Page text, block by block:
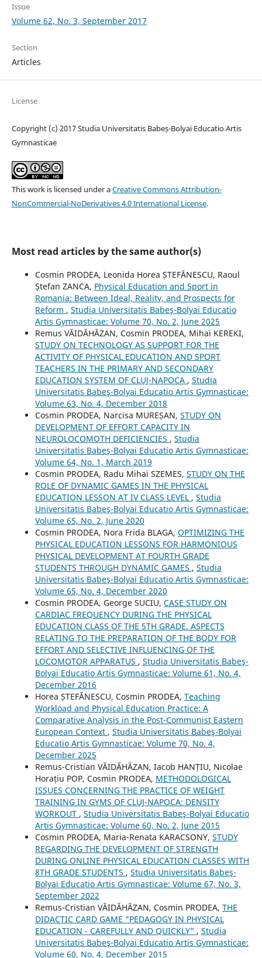
Issue
Volume 62, No. 3, September 2017
Section
Articles
License
Copyright (c) 2017 Studia Universitatis Babeș-Bolyai Educatio Artis
Gymnasticae
This work is licensed under aCreative Commons Attribution-
NonCommercial-NoDerivatives 4.0 International License.
Most read articles by the same author(s)
Cosmin PRODEA, Leonida Horea ȘTEFĂNESCU, Raoul
Ștefan ZANCA, Physical Education and Sport in
Romania: Between Ideal, Reality, and Prospects for
Reform , Studia Universitatis Babeş-Bolyai Educatio
Artis Gymnasticae: Volume 70, No. 2, June 2025
Remus VĂIDĂHĂZAN, Cosmin PRODEA, Mihai KEREKI,
STUDY ON TECHNOLOGY AS SUPPORT FOR THE
ACTIVITY OF PHYSICAL EDUCATION AND SPORT
TEACHERS IN THE PRIMARY AND SECONDARY
EDUCATION SYSTEM OF CLUJ-NAPOCA , Studia
Universitatis Babeş-Bolyai Educatio Artis Gymnasticae:
Volume 63, No. 4, December 2018
Cosmin PRODEA, Narcisa MUREȘAN, STUDY ON
DEVELOPMENT OF EFFORT CAPACITY IN
NEUROLOCOMOTH DEFICIENCIES , Studia
Universitatis Babeş-Bolyai Educatio Artis Gymnasticae:
Volume 64, No. 1, March 2019
Cosmin PRODEA, Radu Mihai SZEMES, STUDY ON THE
ROLE OF DYNAMIC GAMES IN THE PHYSICAL
EDUCATION LESSON AT IV CLASS LEVEL , Studia
Universitatis Babeş-Bolyai Educatio Artis Gymnasticae:
Volume 65, No. 2, June 2020
Cosmin PRODEA, Nora Frida BLAGA, OPTIMIZING THE
PHYSICAL EDUCATION LESSONS FOR HARMONIOUS
PHYSICAL DEVELOPMENT AT FOURTH GRADE
STUDENTS THROUGH DYNAMIC GAMES , Studia
Universitatis Babeş-Bolyai Educatio Artis Gymnasticae:
Volume 65, No. 4, December 2020
Cosmin PRODEA, George SUCIU, CASE STUDY ON
CARDIAC FREQUENCY DURING THE PHYSICAL
EDUCATION CLASS OF THE 5TH GRADE. ASPECTS
RELATING TO THE PREPARATION OF THE BODY FOR
EFFORT AND SELECTIVE INFLUENCING OF THE
LOCOMOTOR APPARATUS , Studia Universitatis Babeş-
Bolyai Educatio Artis Gymnasticae: Volume 61, No. 4,
December 2016
Horea ȘTEFĂNESCU, Cosmin PRODEA, Teaching
Workload and Physical Education Practice: A
Comparative Analysis in the Post-Communist Eastern
European Context , Studia Universitatis Babeş-Bolyai
Educatio Artis Gymnasticae: Volume 70, No. 4,
December 2025
Remus-Cristian VĂIDĂHĂZAN, Iacob HANȚIU, Nicolae
Horațiu POP, Cosmin PRODEA, METHODOLOGICAL
ISSUES CONCERNING THE PRACTICE OF WEIGHT
TRAINING IN GYMS OF CLUJ-NAPOCA: DENSITY
WORKOUT , Studia Universitatis Babeş-Bolyai Educatio
Artis Gymnasticae: Volume 60, No. 2, June 2015
Cosmin PRODEA, Maria-Renata KARACSONY, STUDY
REGARDING THE DEVELOPMENT OF STRENGTH
DURING ONLINE PHYSICAL EDUCATION CLASSES WITH
8TH GRADE STUDENTS , Studia Universitatis Babeş-
Bolyai Educatio Artis Gymnasticae: Volume 67, No. 3,
September 2022
Remus-Cristian VĂIDĂHĂZAN, Cosmin PRODEA, THE
DIDACTIC CARD GAME "PEDAGOGY IN PHYSICAL
EDUCATION - CAREFULLY AND QUICKLY" , Studia
Universitatis Babeş-Bolyai Educatio Artis Gymnasticae:
Volume 60, No. 4, December 2015